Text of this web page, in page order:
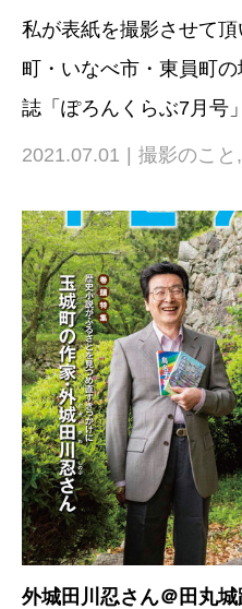
私が表紙を撮影させて
町・いなべ市・東員町
誌「ぽろんくらぶ7月号
2021.07.01 撮影のこと ,
外城田川忍さん＠田丸